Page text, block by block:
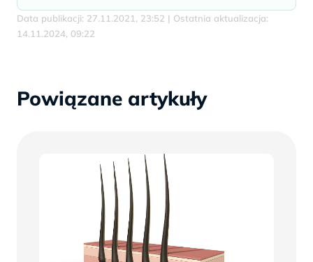
Data publikacji: 27.11.2021, 23:52 | Ostatnia aktualizacja:
14.11.2024, 09:22
Powiązane artykuły